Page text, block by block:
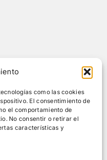
como las cookies
El consentimiento de
el comportamiento de
No consentir o retirar el
características y